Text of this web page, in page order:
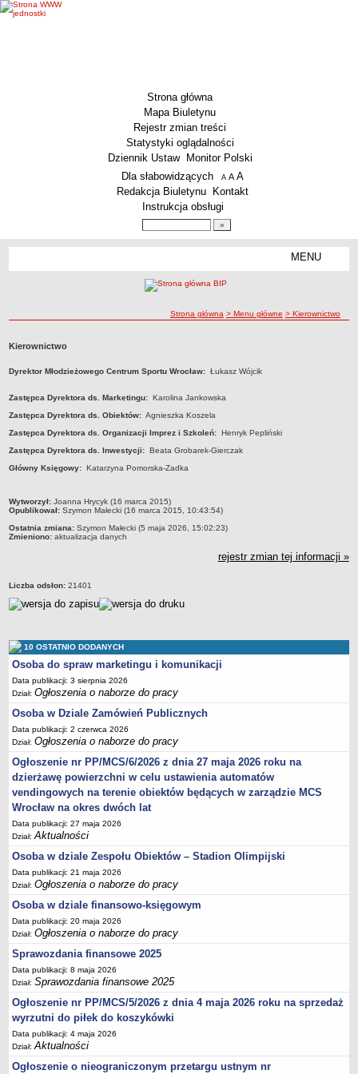
Strona główna
Mapa Biuletynu
Rejestr zmian treści
Statystyki oglądalności
Dziennik Ustaw
Monitor Polski
Menu dodatkowe
Dla słabowidzących A pomniejsz czcionkę
A standardowy rozmiar czcionki
A
Redakcja Biuletynu
Kontakt
Instrukcja obsługi
MENU
Struktura organizacyjna
Kierownictwo
Działalność
Dokumenty organizacyjne
Archiwum postępowań
Praca
Petycje
Rejestr wniosków o udostępnienie informacji publicznej
Plan postępowań
Platforma zakupowa
Plan postepowań o udzielenie zamówień na rok 2026
SPRAWOZDANIA
Sprawozdania finansowe 2020
Sprawozdania finansowe 2021
Sprawozdania finansowe 2022
Sprawozdania finansowe 2023
Sprawozdania finansowe 2024
Sprawozdania finansowe 2025
ścieżka nawigacji
Strona główna > Menu główne > Kierownictwo
Kierownictwo
Dyrektor Młodzieżowego Centrum Sportu Wrocław: Łukasz Wójcik
Zastępca Dyrektora ds. Marketingu: Karolina Jankowska
Zastępca Dyrektorads. Obiektów: Agnieszka Koszela
Zastępca Dyrektorads. Organizacji Imprez i Szkoleń: Henryk Pepliński
Zastępca Dyrektorads. Inwestycji: Beata Grobarek-Gierczak
Główny Księgowy: Katarzyna Pomorska-Zadka
metryczka
Wytworzył: Joanna Hrycyk (16 marca 2015)
Opublikował: Szymon Małecki (16 marca 2015, 10:43:54)
Ostatnia zmiana: Szymon Małecki (5 maja 2026, 15:02:23)
Zmieniono: aktualizacja danych
rejestr zmian tej informacji »
Liczba odsłon: 21401
10 OSTATNIO DODANYCH
Osoba do spraw marketingu i komunikacji
Data publikacji: 3 sierpnia 2026
Dział:Ogłoszenia o naborze do pracy
Osoba w Dziale Zamówień Publicznych
Data publikacji: 2 czerwca 2026
Dział:Ogłoszenia o naborze do pracy
Ogłoszenie nr PP/MCS/6/2026 z dnia 27 maja 2026 roku na
dzierżawę powierzchni w celu ustawienia automatów
vendingowych na terenie obiektów będących w zarządzie MCS
Wrocław na okres dwóch lat
Data publikacji: 27 maja 2026
Dział:Aktualności
Osoba w dziale Zespołu Obiektów – Stadion Olimpijski
Data publikacji: 21 maja 2026
Dział:Ogłoszenia o naborze do pracy
Osoba w dziale finansowo-księgowym
Data publikacji: 20 maja 2026
Dział:Ogłoszenia o naborze do pracy
Sprawozdania finansowe 2025
Data publikacji: 8 maja 2026
Dział:Sprawozdania finansowe 2025
Ogłoszenie nr PP/MCS/5/2026 z dnia 4 maja 2026 roku na sprzedaż
wyrzutni do piłek do koszykówki
Data publikacji: 4 maja 2026
Dział:Aktualności
Ogłoszenie o nieograniczonym przetargu ustnym nr